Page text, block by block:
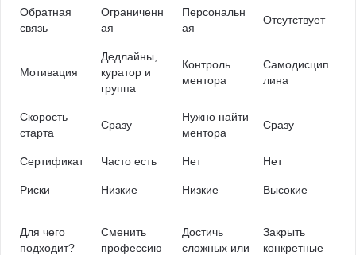
Обратная
связь
Ограниченн
ая
Персональн
ая
Отсутствует
Мотивация
Дедлайны,
куратор и
группа
Контроль
ментора
Самодисцип
лина
Скорость
старта
Сразу
Нужно найти
ментора
Сразу
Сертификат Часто есть Нет Нет
Риски Низкие Низкие Высокие
Для чего
подходит?
Сменить
профессию
Достичь
сложных или
Закрыть
конкретные